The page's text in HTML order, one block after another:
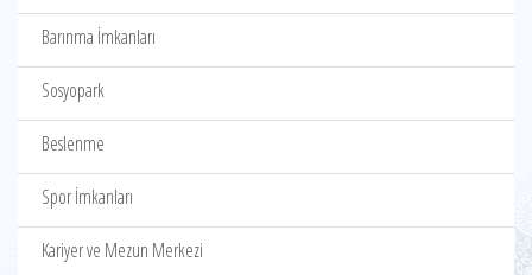
Barınma İmkanları
Sosyopark
Beslenme
Spor İmkanları
Kariyer ve Mezun Merkezi